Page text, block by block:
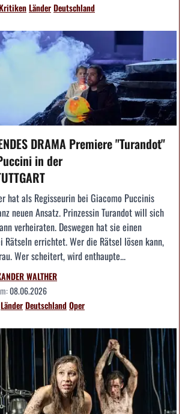
LänderDeutschland
DRAMA Premiere "Turandot"
in der
hat als Regisseurin bei Giacomo Puccinis
neuen Ansatz. Prinzessin Turandot will sich
verheiraten. Deswegen hat sie einen
Rätseln errichtet. Wer die Rätsel lösen kann,
Wer scheitert, wird enthaupte...
WALTHER
08.06.2026
LänderDeutschlandOper